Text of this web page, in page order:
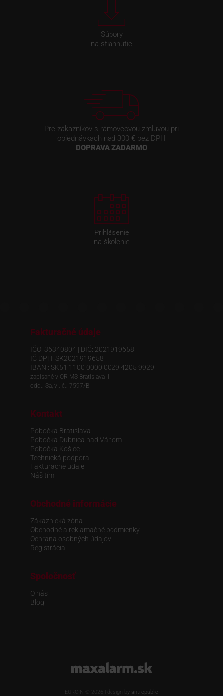
Súbory
na stiahnutie
Pre zákazníkov s rámovcovou zmluvou pri
objednávkach nad 300 € bez DPH
DOPRAVA ZADARMO
Prihlásenie
na školenie
Fakturačné údaje
IČO: 36340804 | DIČ: 2021919658
IČ DPH: SK2021919658
IBAN : SK51 1100 0000 0029 4205 9929
zapísané v OR MS Bratislava III,
odd.: Sa, vl. č.: 7597/B
Kontakt
Pobočka Bratislava
Pobočka Dubnica nad Váhom
Pobočka Košice
Technická podpora
Fakturačné údaje
Náš tím
Obchodné informácie
Zákaznická zóna
Obchodné a reklamačné podmienky
Ochrana osobných údajov
Registrácia
Spoločnosť
O nás
Blog
www.maxalarm.sk
EUROIN © 2026 | design by antrepublic